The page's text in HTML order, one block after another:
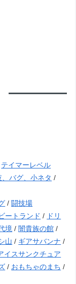
テイマーレベル
、バグ、小ネタ /
/ 闘技場
ートランド / ドリ
境 / 闇貴族の館 /
山 / ギアサバンナ /
イスサンクチュア
/ おもちゃのまち /